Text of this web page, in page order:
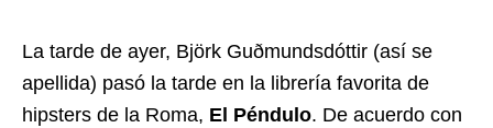
La tarde de ayer, Björk Guðmundsdóttir (así se
apellida) pasó la tarde en la librería favorita de
hipsters de la Roma, El Péndulo. De acuerdo con